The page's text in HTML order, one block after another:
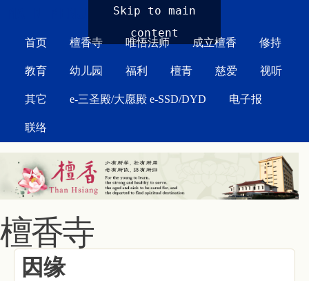
Skip to main
content
首页 檀香寺 唯悟法师 成立檀香 修持
教育 幼儿园 福利 檀青 慈爱 视听
其它 e-三圣殿/大愿殿 e-SSD/DYD 电子报
联络
檀香寺
因缘